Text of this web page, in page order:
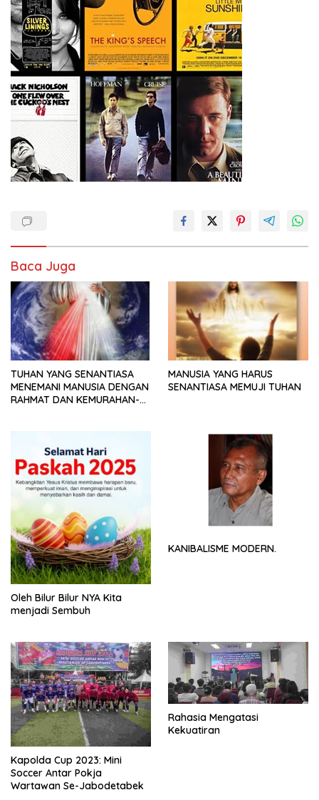
Baca Juga
TUHAN YANG SENANTIASA
MENEMANI MANUSIA DENGAN
RAHMAT DAN KEMURAHAN-
MANUSIA YANG HARUS
SENANTIASA MEMUJI TUHAN
Oleh Bilur Bilur NYA Kita
menjadi Sembuh
KANIBALISME MODERN.
Kapolda Cup 2023: Mini
Soccer Antar Pokja
Wartawan Se-Jabodetabek
Rahasia Mengatasi
Kekuatiran